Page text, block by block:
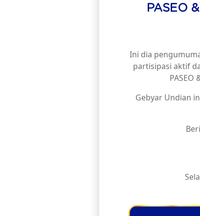
PASEO
Ini dia
partisipasi aktif
Gebyar Undian